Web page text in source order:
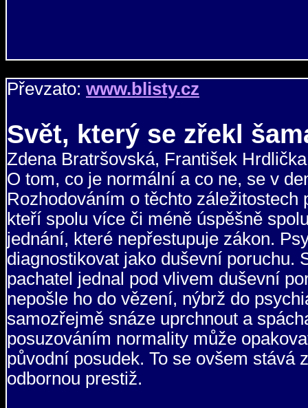
Převzato: www.blisty.cz
Svět, který se zřekl
Zdena Bratršovská, František Hrdlička
O tom, co je normální a co ne, se v
Rozhodováním o těchto
kteří spolu více či méně úspěšně
jednání, které nepřestupuje zákon.
diagnostikovat jako duševní poruchu.
pachatel jednal pod vlivem duševní
nepošle ho do vězení, nýbrž do
samozřejmě snáze uprchnout a
posuzováním normality může
původní posudek. To se ovšem
odbornou prestiž.